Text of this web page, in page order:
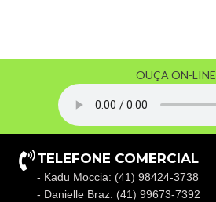
OUÇA ON-LINE
TELEFONE COMERCIAL
- Kadu Moccia: (41) 98424-3738
- Danielle Braz: (41) 99673-7392